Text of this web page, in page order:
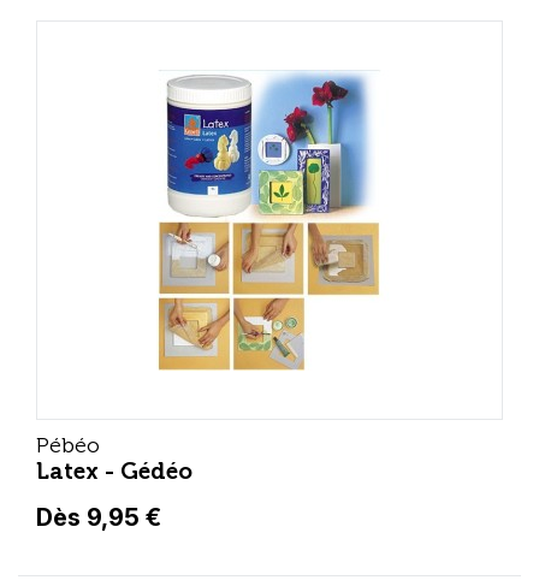
Pébéo
Latex - Gédéo
Dès 9,95 €